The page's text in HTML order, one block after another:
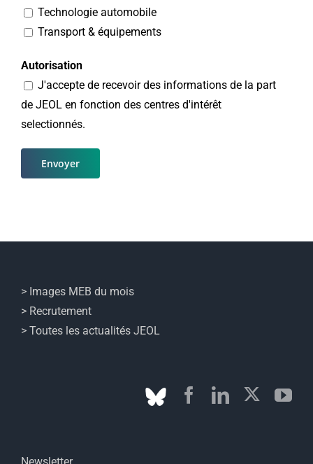
Technologie automobile
Transport & équipements
Autorisation
J'accepte de recevoir des informations de la part
de JEOL en fonction des centres d'intérêt
selectionnés.
> Images MEB du mois
> Recrutement
> Toutes les actualités JEOL